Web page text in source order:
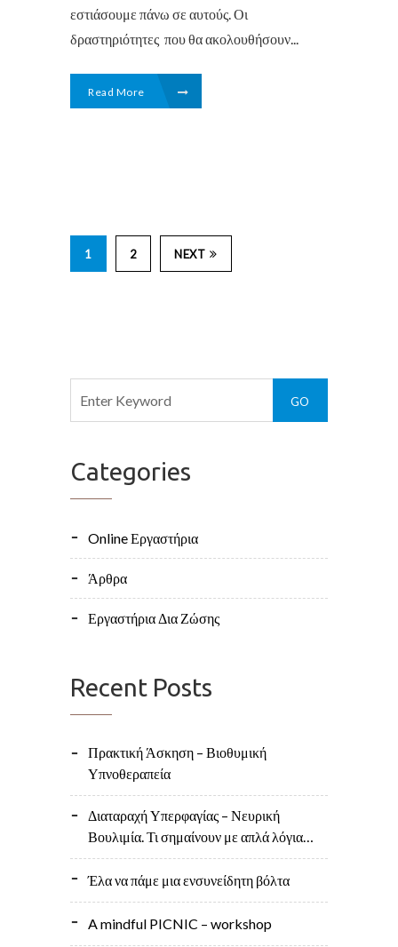
εστιάσουμε πάνω σε αυτούς. Οι
δραστηριότητες που θα ακολουθήσουν...
Read More
1 2 NEXT
Categories
Online Εργαστήρια
Άρθρα
Εργαστήρια Δια Ζώσης
Recent Posts
Πρακτική Άσκηση – Βιοθυμική
Υπνοθεραπεία
Διαταραχή Υπερφαγίας – Νευρική
Βουλιμία. Τι σημαίνουν με απλά λόγια…
Έλα να πάμε μια ενσυνείδητη βόλτα
A mindful PICNIC – workshop